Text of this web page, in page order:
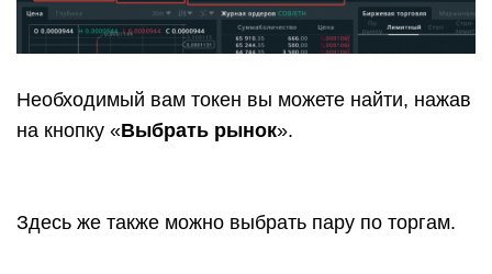
Необходимый вам токен вы можете найти, нажав
на кнопку «Выбрать рынок».
Здесь же также можно выбрать пару по торгам.